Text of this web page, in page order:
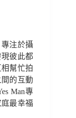
注於攝
彼此都
幫忙拍
的互動
Man專
最幸福